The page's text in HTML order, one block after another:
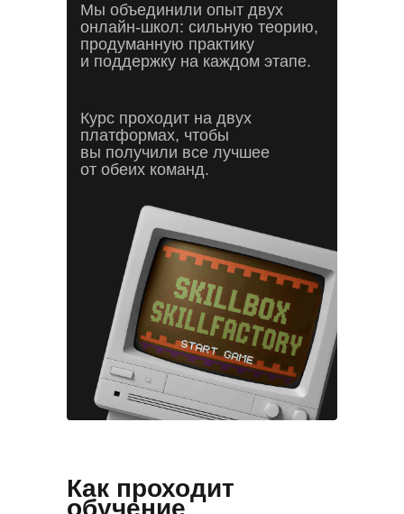
Мы объединили опыт двух
онлайн-школ: сильную теорию,
продуманную практику
и поддержку на каждом этапе.
Курс проходит на двух
платформах, чтобы
вы получили все лучшее
от обеих команд.
Как проходит
обучение